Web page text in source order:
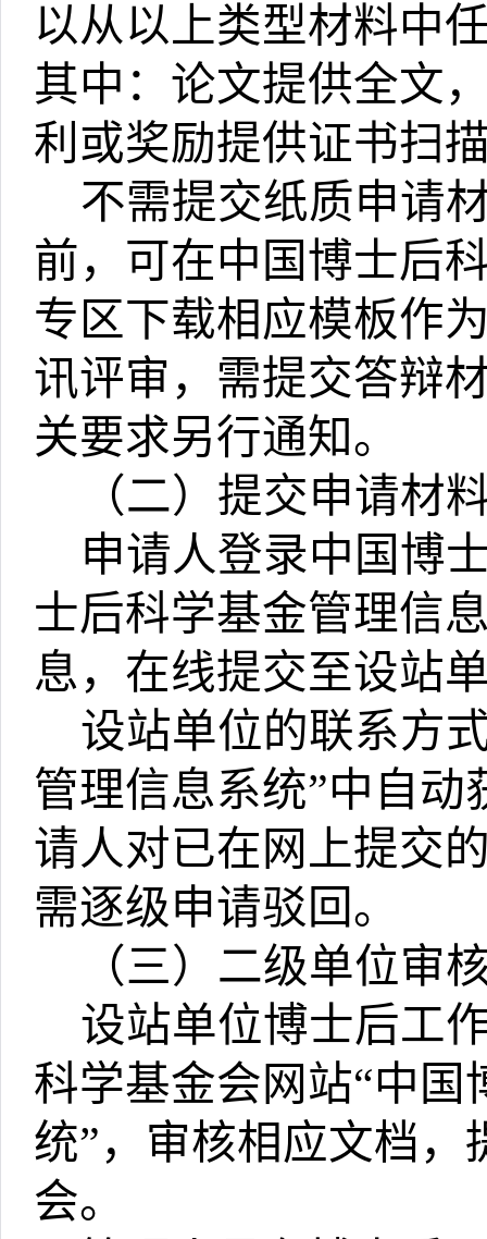
以从以上类型材料中
其中：论文提供全文
利或奖励提供证书扫
不需提交纸质申请
前，可在中国博士后
专区下载相应模板作
讯评审，需提交答辩
关要求另行通知。
（二）提交申请材
申请人登录中国博
士后科学基金管理信
息，在线提交至设站
设站单位的联系方
管理信息系统”中自动
请人对已在网上提交
需逐级申请驳回。
（三）二级单位审
设站单位博士后工
科学基金会网站“中国
统”，审核相应文档
会。